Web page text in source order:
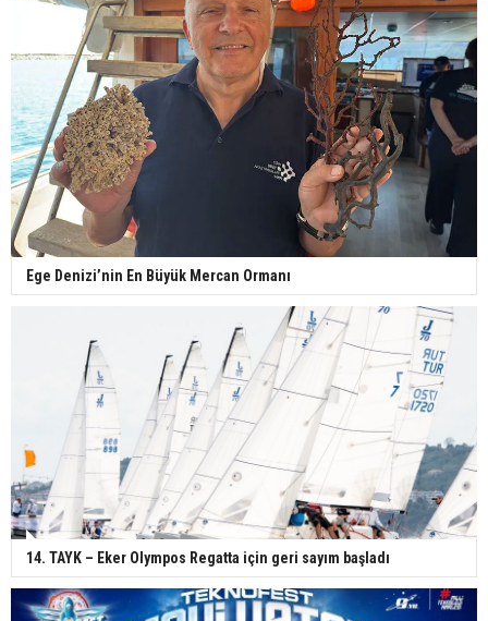
Ege Denizi’nin En Büyük Mercan Ormanı
14. TAYK – Eker Olympos Regatta için geri sayım başladı